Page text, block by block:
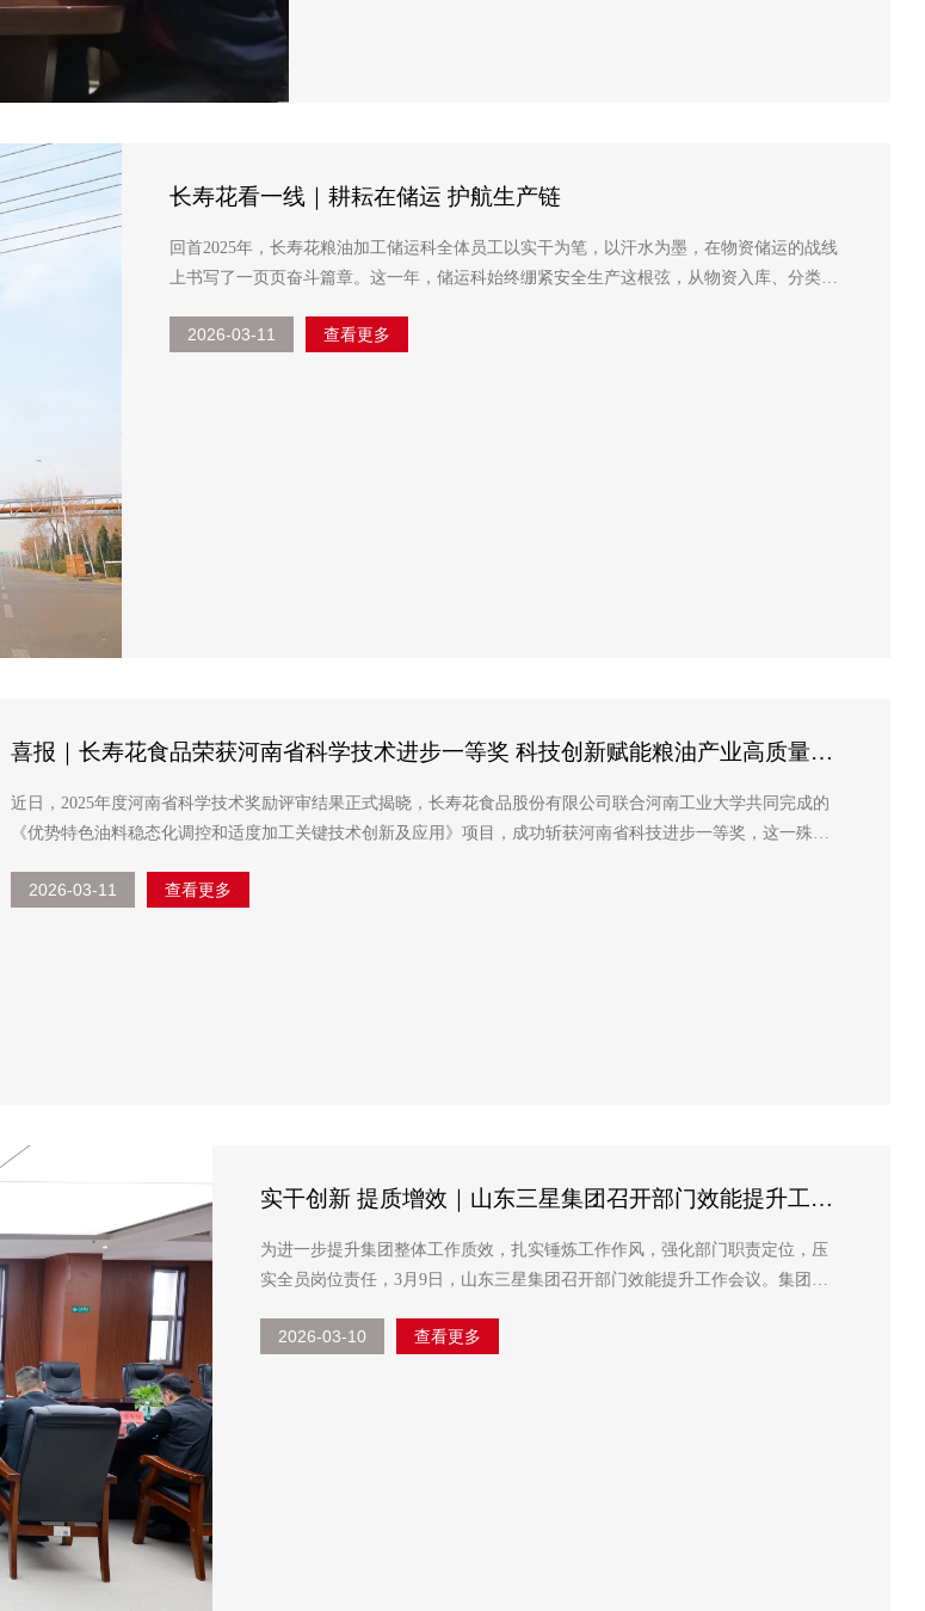
长寿花看一线｜耕耘在储运 护航生产链
回首2025年，长寿花粮油加工储运科全体员工以实干为笔，以汗水为墨，在物资储运的战线
上书写了一页页奋斗篇章。这一年，储运科始终绷紧安全生产这根弦，从物资入库、分类码
2026-03-11 查看更多
喜报｜长寿花食品荣获河南省科学技术进步一等奖 科技创新赋能粮油产业高质量发
近日，2025年度河南省科学技术奖励评审结果正式揭晓，长寿花食品股份有限公司联合河南工业大学共同完成的
《优势特色油料稳态化调控和适度加工关键技术创新及应用》项目，成功斩获河南省科技进步一等奖，这一殊荣
2026-03-11 查看更多
实干创新 提质增效｜山东三星集团召开部门效能提升工作
为进一步提升集团整体工作质效，扎实锤炼工作作风，强化部门职责定位，压
实全员岗位责任，3月9日，山东三星集团召开部门效能提升工作会议。集团董
2026-03-10 查看更多